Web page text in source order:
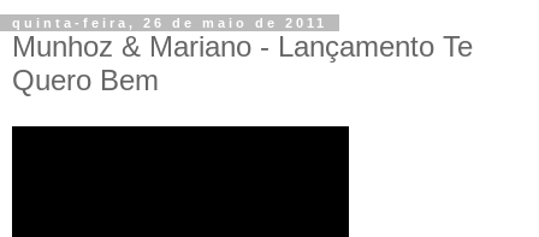
quinta-feira, 26 de maio de 2011
Munhoz & Mariano‏ - Lançamento Te
Quero Bem